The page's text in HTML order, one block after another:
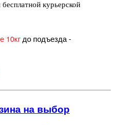
бесплатной курьерской
10кгдо подъезда-
а на выбор